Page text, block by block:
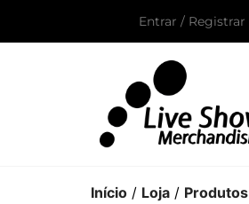
Entrar / Registrar
Início / Loja / Produtos